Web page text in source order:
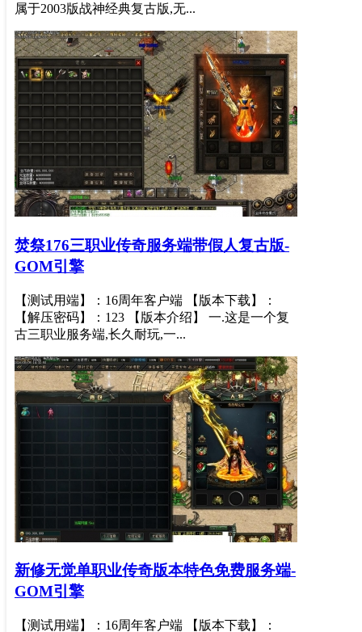
属于2003版战神经典复古版,无...
焚祭176三职业传奇服务端带假人复古版-
GOM引擎
【测试用端】：16周年客户端 【版本下载】：
【解压密码】：123 【版本介绍】 一.这是一个复
古三职业服务端,长久耐玩,一...
新修无觉单职业传奇版本特色免费服务端-
GOM引擎
【测试用端】：16周年客户端 【版本下载】：